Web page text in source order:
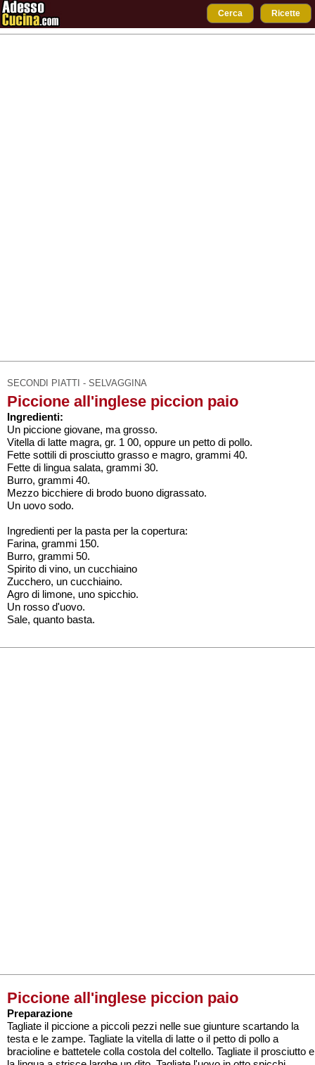
Cerca Ricette
SECONDI PIATTI - SELVAGGINA
Piccione all'inglese piccion paio
Ingredienti:
Un piccione giovane, ma grosso.
Vitella di latte magra, gr. 1 00, oppure un petto di pollo.
Fette sottili di prosciutto grasso e magro, grammi 40.
Fette di lingua salata, grammi 30.
Burro, grammi 40.
Mezzo bicchiere di brodo buono digrassato.
Un uovo sodo.
Ingredienti per la pasta per la copertura:
Farina, grammi 150.
Burro, grammi 50.
Spirito di vino, un cucchiaino
Zucchero, un cucchiaino.
Agro di limone, uno spicchio.
Un rosso d'uovo.
Sale, quanto basta.
Piccione all'inglese piccion paio
Preparazione
Tagliate il piccione a piccoli pezzi nelle sue giunture scartando la
testa e le zampe. Tagliate la vitella di latte o il petto di pollo a
bracioline e battetele colla costola del coltello. Tagliate il prosciutto e